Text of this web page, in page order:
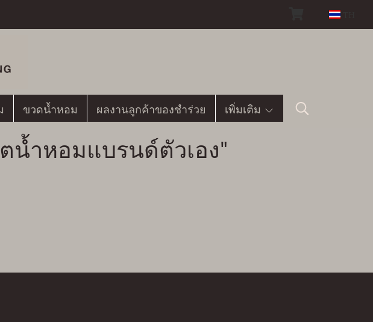
ขวดน้ำหอม ผลงานลูกค้าของชำร่วย เพิ่มเติม
น้ำหอมแบรนด์ตัวเอง"